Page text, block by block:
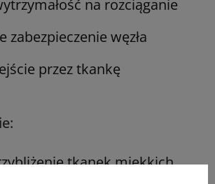
na rozciąganie
zabezpieczenie węzła
przez tkankę
tkanek miękkich